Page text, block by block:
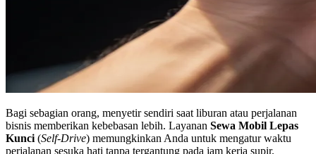
Bagi sebagian orang, menyetir sendiri saat liburan atau perjalanan
bisnis memberikan kebebasan lebih. Layanan Sewa Mobil Lepas
Kunci (Self-Drive) memungkinkan Anda untuk mengatur waktu
perjalanan sesuka hati tanpa tergantung pada jam kerja supir.